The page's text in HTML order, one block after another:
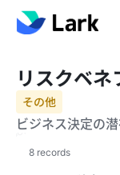
リスクベ
その他
ビジネス決定の